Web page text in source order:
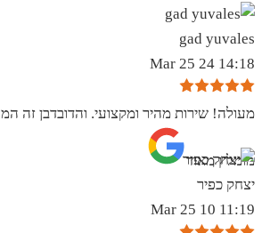
gad yuvales
14:18 24 Mar 25
מעולה! שירות מהיר ומקצועי. והדובדבן זה
מומלץ מאוד
יצחק כפיר
11:19 10 Mar 25